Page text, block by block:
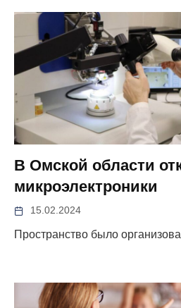
В Омской области
микроэлектроники
15.02.2024
Пространство было